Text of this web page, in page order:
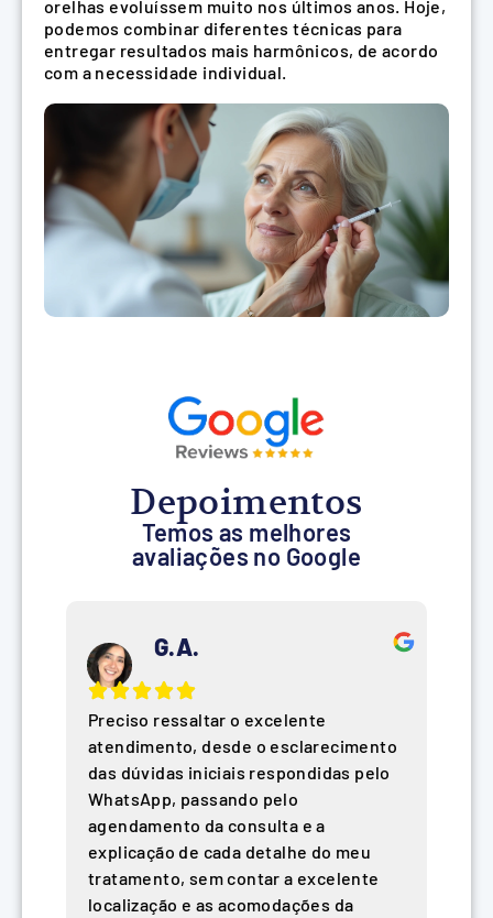
orelhas evoluíssem muito nos últimos anos. Hoje,
podemos combinar diferentes técnicas para
entregar resultados mais harmônicos, de acordo
com a necessidade individual.
Depoimentos
Temos as melhores
avaliações no Google
G.A.
Preciso ressaltar o excelente
atendimento, desde o esclarecimento
das dúvidas iniciais respondidas pelo
WhatsApp, passando pelo
agendamento da consulta e a
explicação de cada detalhe do meu
tratamento, sem contar a excelente
localização e as acomodações da